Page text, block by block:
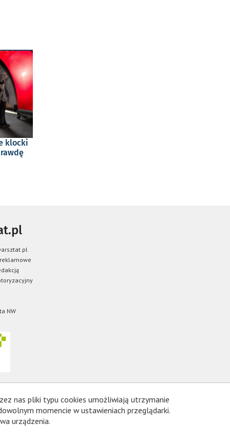
klocki
NW
nas pliki typu cookies umożliwiają utrzymanie
momencie w ustawieniach przeglądarki.
urządzenia.